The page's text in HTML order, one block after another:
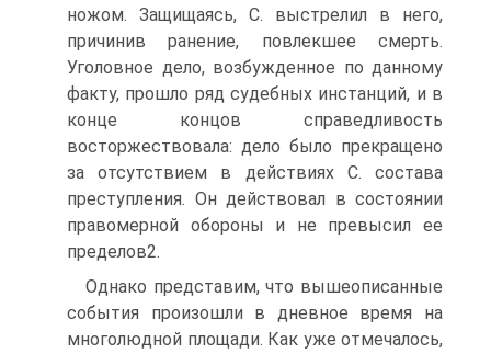
ножом. Защищаясь, С. выстрелил в него,
причинив ранение, повлекшее смерть.
Уголовное дело, возбужденное по данному
факту, прошло ряд судебных инстанций, и в
конце концов справедливость
восторжествовала: дело было прекращено
за отсутствием в действиях С. состава
преступления. Он действовал в состоянии
правомерной обороны и не превысил ее
пределов2.
Однако представим, что вышеописанные
события произошли в дневное время на
многолюдной площади. Как уже отмечалось,